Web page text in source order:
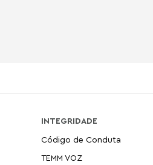
INTEGRIDADE
Código de Conduta
TEMM VOZ